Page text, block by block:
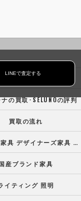
LINEで査定する
コンセプト
の買取･SELUNOの評判
買取の流れ
ブランド家具 デザイナーズ家具 高級オフィス家具
産ブランド家具
イティング 照明